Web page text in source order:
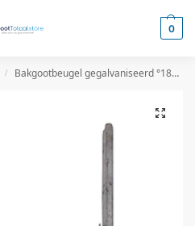
0
/ Bakgootbeugel gegalvaniseerd °180 met tapgat